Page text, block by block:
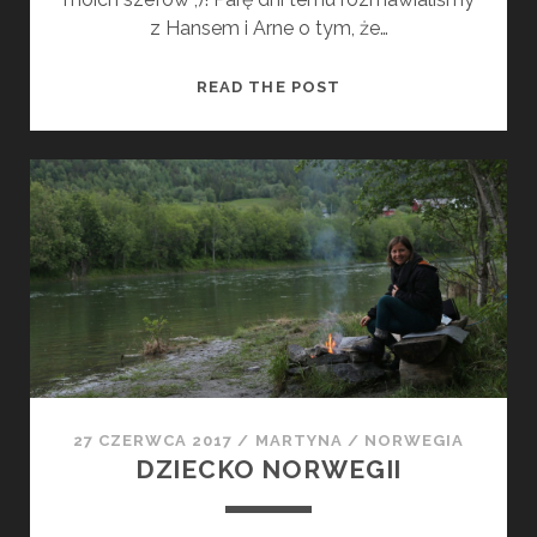
z Hansem i Arne o tym, że…
READ THE POST
S
W
Ó
J
R
O
W
E
R
27 CZERWCA 2017 / MARTYNA / NORWEGIA
DZIECKO NORWEGII